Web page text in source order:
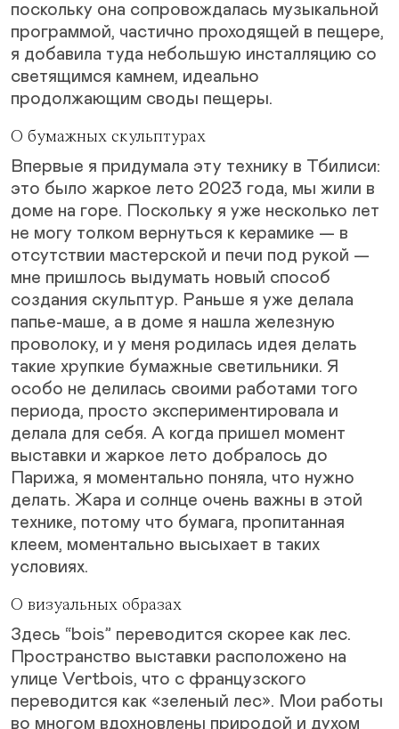
поскольку она сопровождалась музыкальной
программой, частично проходящей в пещере,
я добавила туда небольшую инсталляцию со
светящимся камнем, идеально
продолжающим своды пещеры.
О бумажных скульптурах
Впервые я придумала эту технику в Тбилиси:
это было жаркое лето 2023 года, мы жили в
доме на горе. Поскольку я уже несколько лет
не могу толком вернуться к керамике — в
отсутствии мастерской и печи под рукой —
мне пришлось выдумать новый способ
создания скульптур. Раньше я уже делала
папье-маше, а в доме я нашла железную
проволоку, и у меня родилась идея делать
такие хрупкие бумажные светильники. Я
особо не делилась своими работами того
периода, просто экспериментировала и
делала для себя. А когда пришел момент
выставки и жаркое лето добралось до
Парижа, я моментально поняла, что нужно
делать. Жара и солнце очень важны в этой
технике, потому что бумага, пропитанная
клеем, моментально высыхает в таких
условиях.
О визуальных образах
Здесь “bois” переводится скорее как лес.
Пространство выставки расположено на
улице Vertbois, что с французского
переводится как «зеленый лес». Мои работы
во многом вдохновлены природой и духом